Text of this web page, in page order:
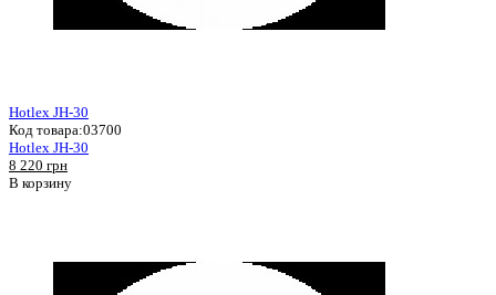
Hotlex JH-30
Код товара:03700
Hotlex JH-30
8 220 грн
В корзину